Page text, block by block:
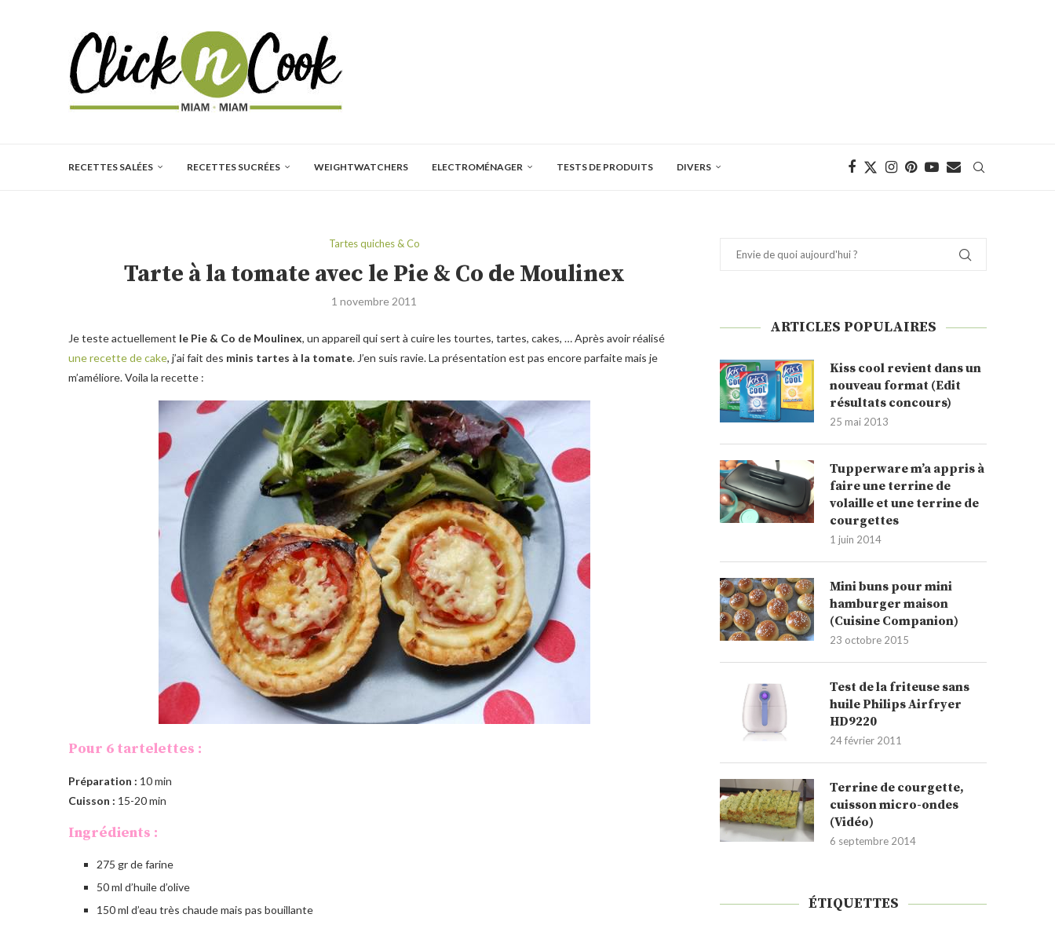
RECETTES SALÉES RECETTES SUCRÉES WEIGHTWATCHERS ELECTROMÉNAGER TESTS DE PRODUITS DIVERS
Tartes quiches & Co
Tarte à la tomate avec le Pie & Co de Moulinex
1 novembre 2011
Je teste actuellement le Pie & Co de Moulinex, un appareil qui sert à cuire les tourtes, tartes, cakes, … Après avoir réalisé
une recette de cake, j’ai fait des minis tartes à la tomate. J’en suis ravie. La présentation est pas encore parfaite mais je
m’améliore. Voila la recette :
Pour 6 tartelettes :
Préparation : 10 min
Cuisson : 15-20 min
Ingrédients :
275 gr de farine
50 ml d’huile d’olive
150 ml d’eau très chaude mais pas bouillante
ARTICLES POPULAIRES
Kiss cool revient dans un
nouveau format (Edit
résultats concours)
25 mai 2013
Tupperware m’a appris à
faire une terrine de
volaille et une terrine de
courgettes
1 juin 2014
Mini buns pour mini
hamburger maison
(Cuisine Companion)
23 octobre 2015
Test de la friteuse sans
huile Philips Airfryer
HD9220
24 février 2011
Terrine de courgette,
cuisson micro-ondes
(Vidéo)
6 septembre 2014
ÉTIQUETTES